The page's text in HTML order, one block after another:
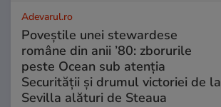
Adevarul.ro
Poveștile unei stewardese
române din anii ’80: zborurile
peste Ocean sub atenția
Securității și drumul victoriei de la
Sevilla alături de Steaua